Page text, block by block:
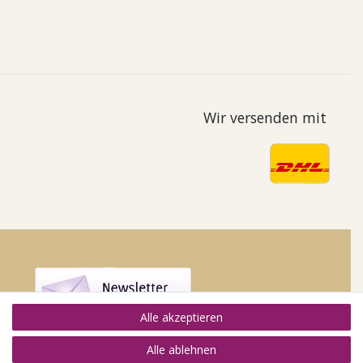
Wir versenden mit
Alle akzeptieren
Alle ablehnen